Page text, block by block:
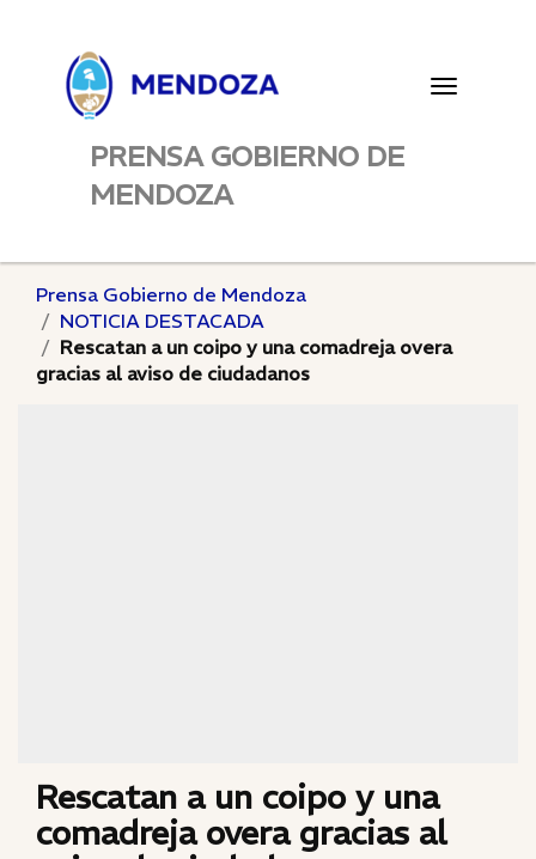
Toggle
PRENSA GOBIERNO DE
MENDOZA
Prensa Gobierno de Mendoza
NOTICIA DESTACADA
Rescatan a un coipo y una comadreja overa
gracias al aviso de ciudadanos
Rescatan a un coipo y una
comadreja overa gracias al